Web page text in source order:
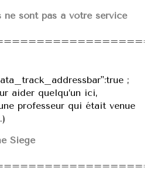
ne sont pas à votre service
;
aider quelqu’un ici,
professeur qui était venue
Siege